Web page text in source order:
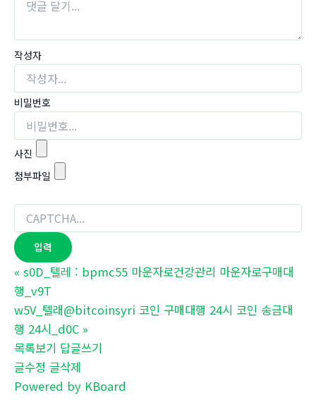
작성자
비밀번호
사진
첨부파일
« s0D_텔레 : bpmc55 마운자로건강관리 마운자로구매대
행_v9T
w5V_텔래@bitcoinsyri 코인 구매대행 24시 코인 송금대
행 24시_d0C »
목록보기 답글쓰기
글수정 글삭제
Powered by KBoard